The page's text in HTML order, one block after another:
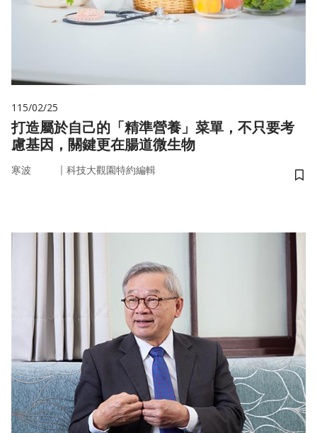
115/02/25
打造屬於自己的「精準營養」菜單，不只要考
慮基因，關鍵更在腸道微生物
寒波 ｜ 科技大觀園特約編輯
儲